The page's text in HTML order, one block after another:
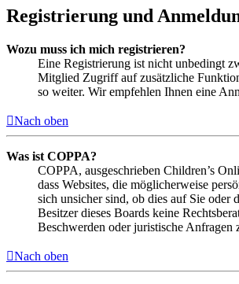
Registrierung und
Wozu muss ich mich registrieren?
Eine Registrierung ist nicht unbedingt
Mitglied Zugriff auf zusätzliche
so weiter. Wir empfehlen Ihnen eine
Nach oben
Was ist COPPA?
COPPA, ausgeschrieben Children’s
dass Websites, die möglicherweise
sich unsicher sind, ob dies auf Sie oder
Besitzer dieses Boards keine
Beschwerden oder juristische Anfragen
Nach oben